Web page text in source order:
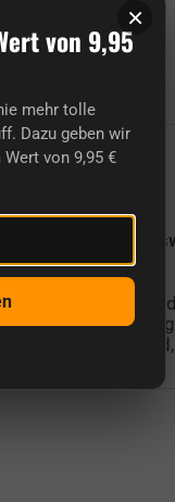
Versand in
Der Versand war
muss transwarp
war
×
von 9,95
mehr tolle
Dazu geben wir
von 9,95 €